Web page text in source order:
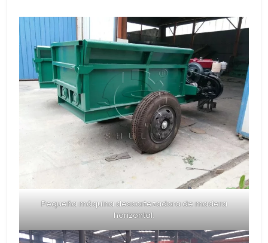
Pequeña máquina descortezadora de madera
horizontal.